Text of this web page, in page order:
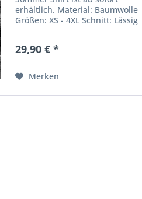
erhältlich. Material: Baumwolle
Größen: XS - 4XL Schnitt: Lässig
29,90 € *
Merken